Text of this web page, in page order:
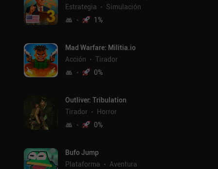
Estrategia
Simulación
1%
Mad Warfare: Militia.io
Acción
Tirador
0%
Outliver: Tribulation
Tirador
Horror
0%
Bufo Jump
Plataforma
Aventura